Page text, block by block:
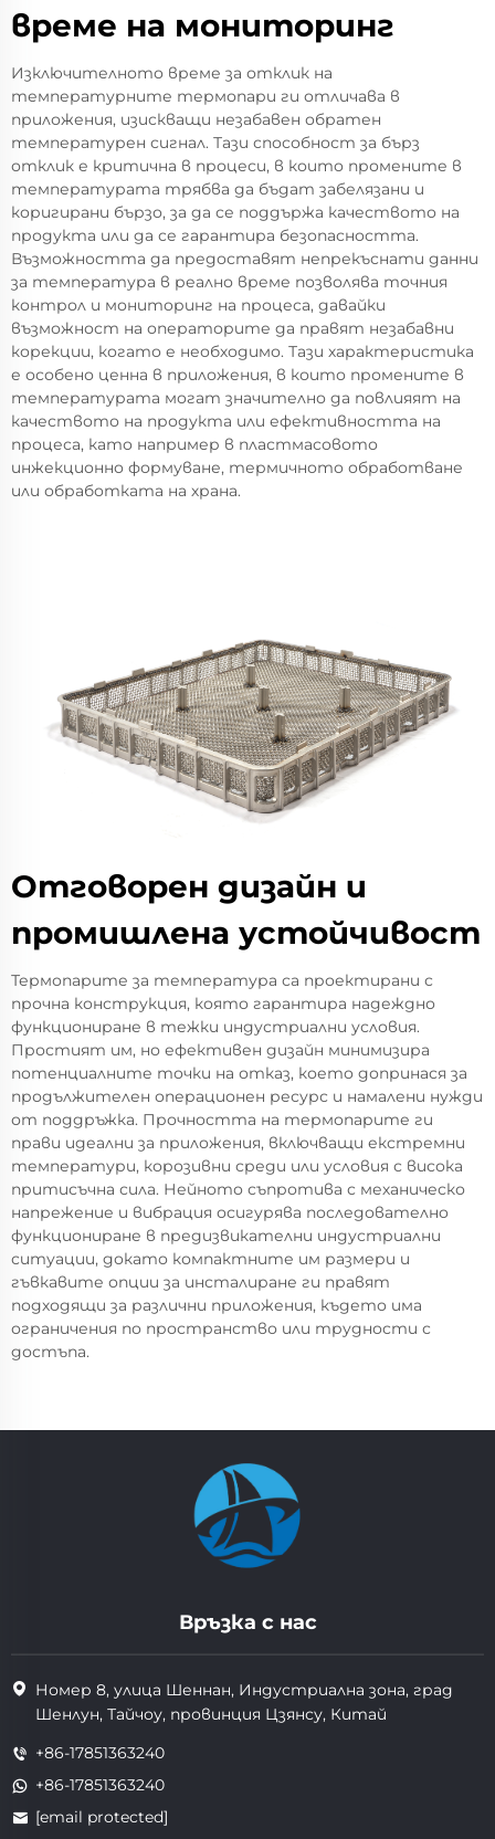
време на мониторинг
Изключителното време за отклик на
температурните термопари ги отличава в
приложения, изискващи незабавен обратен
температурен сигнал. Тази способност за бърз
отклик е критична в процеси, в които промените в
температурата трябва да бъдат забелязани и
коригирани бързо, за да се поддържа качеството на
продукта или да се гарантира безопасността.
Възможността да предоставят непрекъснати данни
за температура в реално време позволява точния
контрол и мониторинг на процеса, давайки
възможност на операторите да правят незабавни
корекции, когато е необходимо. Тази характеристика
е особено ценна в приложения, в които промените в
температурата могат значително да повлияят на
качеството на продукта или ефективността на
процеса, като например в пластмасовото
инжекционно формуване, термичното обработване
или обработката на храна.
Отговорен дизайн и
промишлена устойчивост
Термопарите за температура са проектирани с
прочна конструкция, която гарантира надеждно
функциониране в тежки индустриални условия.
Простият им, но ефективен дизайн минимизира
потенциалните точки на отказ, което допринася за
продължителен операционен ресурс и намалени нужди
от поддръжка. Прочността на термопарите ги
прави идеални за приложения, включващи екстремни
температури, корозивни среди или условия с висока
притисъчна сила. Нейното съпротива с механическо
напрежение и вибрация осигурява последователно
функциониране в предизвикателни индустриални
ситуации, докато компактните им размери и
гъвкавите опции за инсталиране ги правят
подходящи за различни приложения, където има
ограничения по пространство или трудности с
достъпа.
Връзка с нас
Номер 8, улица Шеннан, Индустриална зона, град
Шенлун, Тайчоу, провинция Цзянсу, Китай
+86-17851363240
+86-17851363240
[email protected]